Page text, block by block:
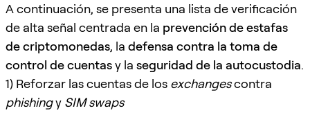
A continuación, se presenta una lista de verificación
de alta señal centrada en la prevención de estafas
de criptomonedas, la defensa contra la toma de
control de cuentasy la seguridad de la autocustodia.
1) Reforzar las cuentas de los exchangescontra
phishingy SIM swaps